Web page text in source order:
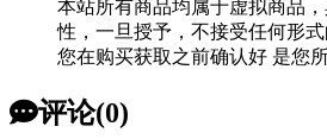
本站所有商品均属于虚拟商品
性，一旦授予，不接受任何形
您在购买获取之前确认好 是您
评论(0)